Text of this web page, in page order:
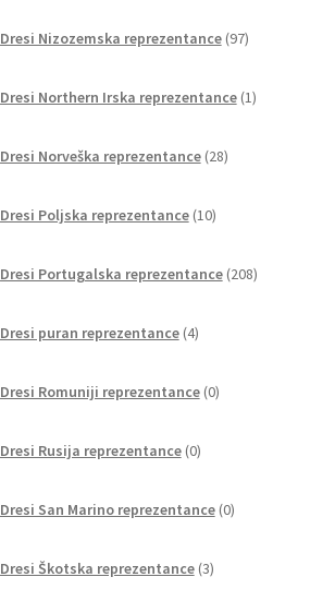
Dresi Nizozemska reprezentance 97izdelkov
Dresi Northern Irska reprezentance 1izdelek
Dresi Norveška reprezentance 28izdelkov
Dresi Poljska reprezentance 10izdelkov
Dresi Portugalska reprezentance 208izdelkov
Dresi puran reprezentance 4izdelki
Dresi Romuniji reprezentance 0izdelkov
Dresi Rusija reprezentance 0izdelkov
Dresi San Marino reprezentance 0izdelkov
Dresi Škotska reprezentance 3izdelki